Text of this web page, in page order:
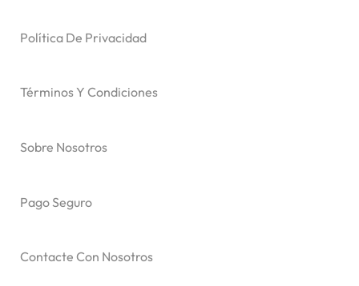
Política De Privacidad
Términos Y Condiciones
Sobre Nosotros
Pago Seguro
Contacte Con Nosotros